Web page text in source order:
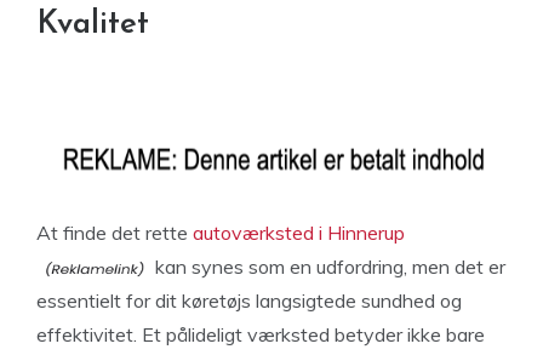
Kvalitet
At finde det rette autoværksted i Hinnerup
kan synes som en udfordring, men det er
essentielt for dit køretøjs langsigtede sundhed og
effektivitet. Et pålideligt værksted betyder ikke bare